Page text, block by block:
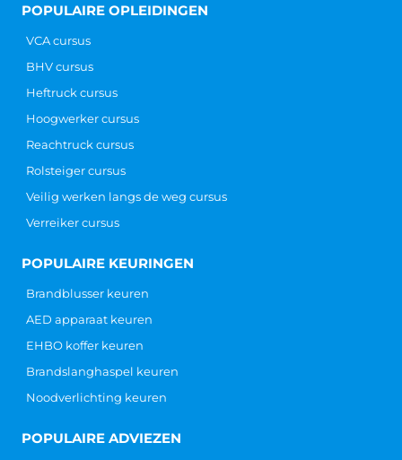
POPULAIRE OPLEIDINGEN
VCA cursus
BHV cursus
Heftruck cursus
Hoogwerker cursus
Reachtruck cursus
Rolsteiger cursus
Veilig werken langs de weg cursus
Verreiker cursus
POPULAIRE KEURINGEN
Brandblusser keuren
AED apparaat keuren
EHBO koffer keuren
Brandslanghaspel keuren
Noodverlichting keuren
POPULAIRE ADVIEZEN